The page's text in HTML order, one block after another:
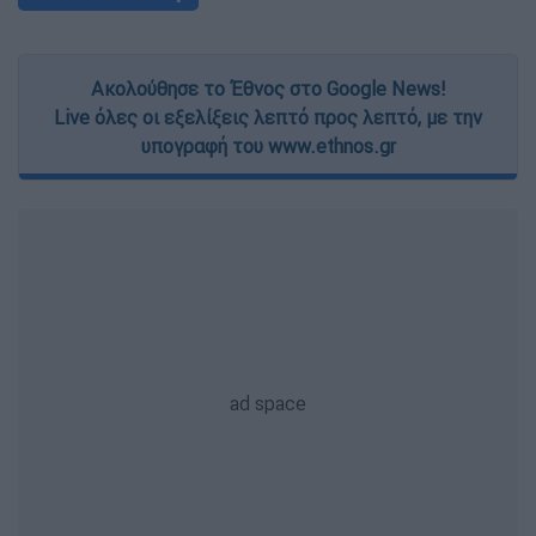
Ακολούθησε το Έθνος στο Google News!
Live όλες οι εξελίξεις λεπτό προς λεπτό, με την
υπογραφή του www.ethnos.gr